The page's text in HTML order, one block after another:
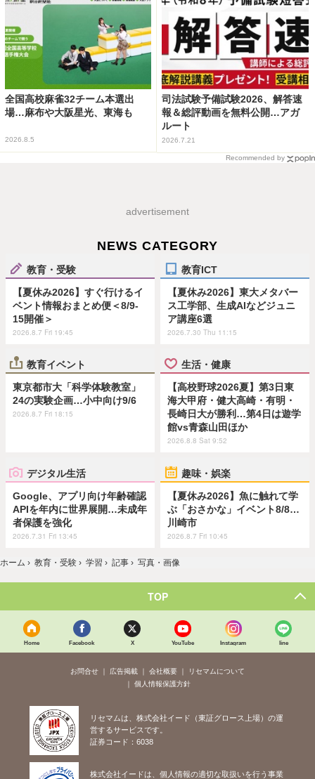
全国高校麻雀32チーム本選出
場…麻布や大阪星光、東海も
2026.8.5
司法試験予備試験2026、解答速
報＆総評動画を無料公開…アガ
ルート
2026.7.21
Recommended by
advertisement
NEWS CATEGORY
教育・受験
【夏休み2026】すぐ行けるイ
ベント情報おまとめ便＜8/9-
15開催＞
2026.8.7 Fri 19:45
教育ICT
【夏休み2026】東大メタバー
ス工学部、生成AIなどジュニ
ア講座6選
2026.7.30 Thu 11:15
教育イベント
東京都市大「科学体験教室」
24の実験企画…小中向け9/6
2026.8.7 Fri 18:15
生活・健康
【高校野球2026夏】第3日東
海大甲府・健大高崎・有明・
長崎日大が勝利…第4日は遊学
館vs青森山田ほか
2026.8.8 Sat 9:52
デジタル生活
Google、アプリ向け年齢確認
APIを年内に世界展開…未成年
者保護を強化
2026.7.31 Fri 13:45
趣味・娯楽
【夏休み2026】魚に触れて学
ぶ「おさかな」イベント8/8…
川崎市
2026.8.7 Fri 10:45
ホーム › 教育・受験 › 学習 › 記事 › 写真・画像
TOP
Home Facebook X YouTube Instagram line
お問合せ 広告掲載 会社概要
リセマムについて
個人情報保護方針
リセマムは、株式会社イード（東証グロース上場）の運
営するサービスです。
証券コード：6038
株式会社イードは、個人情報の適切な取扱いを行う事業